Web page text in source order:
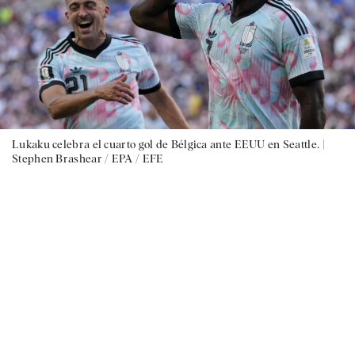
Lukaku celebra el cuarto gol de Bélgica ante EEUU en Seattle. |
Stephen Brashear / EPA / EFE